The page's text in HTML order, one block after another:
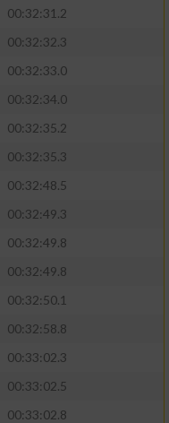
00:32:31.2
00:32:32.3
00:32:33.0
00:32:34.0
00:32:35.2
00:32:35.3
00:32:48.5
00:32:49.3
00:32:49.8
00:32:49.8
00:32:50.1
00:32:58.8
00:33:02.3
00:33:02.5
00:33:02.8